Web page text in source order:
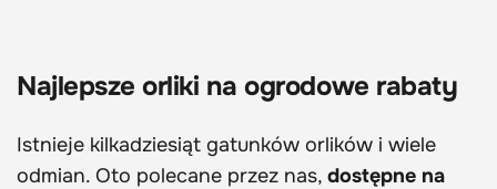
Najlepsze orliki na ogrodowe rabaty
Istnieje kilkadziesiąt gatunków orlików i wiele
odmian. Oto polecane przez nas, dostępne na